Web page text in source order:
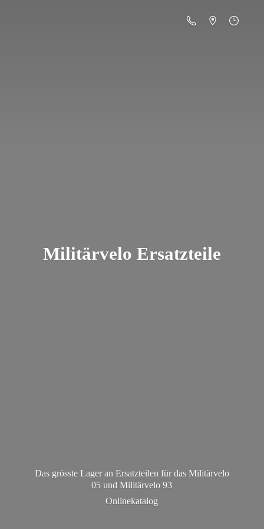
Militärvelo Ersatzteile
Das grösste Lager an Ersatzteilen für das Militärvelo
05 und Militärvelo 93
Onlinekatalog